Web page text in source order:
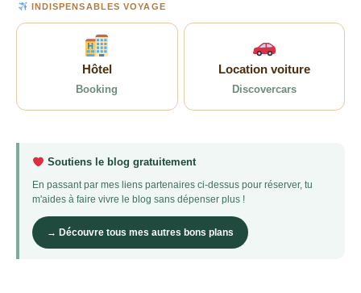
INDISPENSABLES VOYAGE
Hôtel
Booking
Location voiture
Discovercars
Soutiens le blog gratuitement
En passant par mes liens partenaires ci-dessus pour réserver, tu
m'aides à faire vivre le blog sans dépenser plus !
→ Découvre tous mes autres bons plans